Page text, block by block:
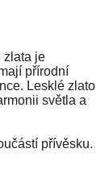
zlata je
přírodní
Lesklé zlato
světla a
přívěsku.